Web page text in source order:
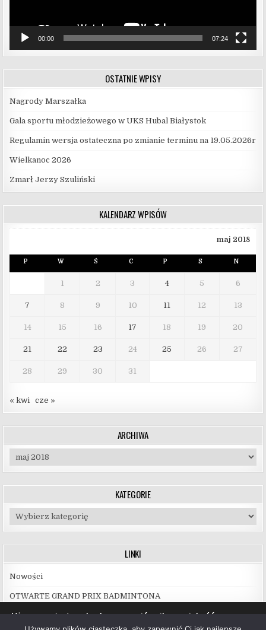
00:00 07:24
OSTATNIE WPISY
Nagrody Marszałka
Gala sportu młodzieżowego w UKS Hubal Białystok
Regulamin wersja ostateczna po zmianie terminu na 19.05.2026r
Wielkanoc 2026
Zmarł Jerzy Szuliński
KALENDARZ WPISÓW
maj 2018
P W Ś C P S N
1 2 3 4 5 6
7 8 9 10 11 12 13
14 15 16 17 18 19 20
21 22 23 24 25 26 27
28 29 30 31
« kwi cze »
ARCHIWA
Archiwa
KATEGORIE
Kategorie
LINKI
Nowości
OTWARTE GRAND PRIX BADMINTONA
Używamy ciasteczek, aby zapewnić najlepszą jakość
korzystania z naszej witryny.